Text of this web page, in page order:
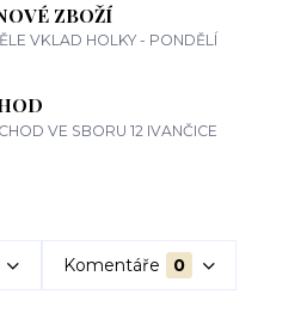
ZBOŽÍ
VKLAD HOLKY - PONDĚLÍ
VE SBORU 12 IVANČICE
Komentáře 0